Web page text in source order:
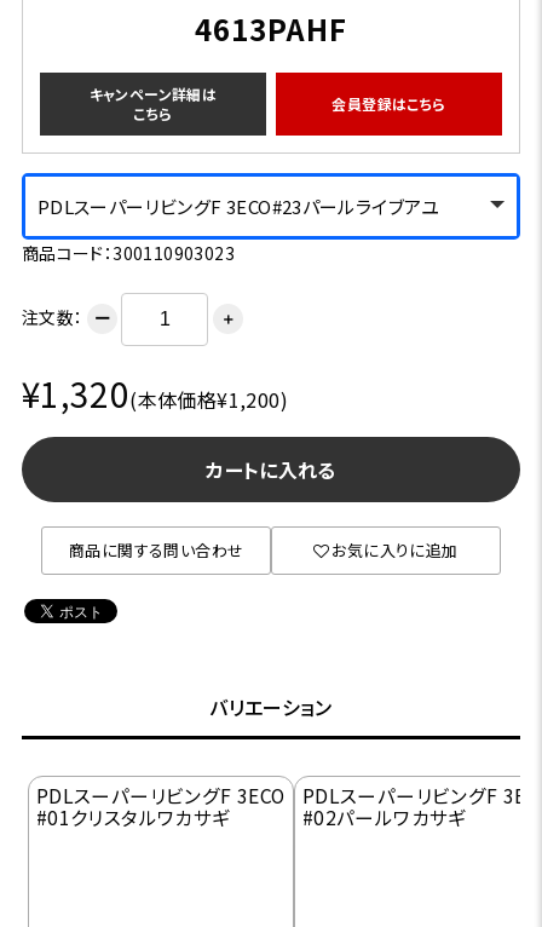
4613PAHF
キャンペーン詳細は
こちら
会員登録はこちら
PDLスーパーリビングF 3ECO#23パールライブアユ
商品コード：300110903023
注文数： ー ＋
¥1,320(本体価格¥1,200)
カートに入れる
商品に関する問い合わせ お気に入りに追加
バリエーション
PDLスーパーリビングF 3ECO
#01クリスタルワカサギ
PDLスーパーリビングF
#02パールワカサギ